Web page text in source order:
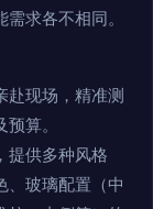
求各不相同。
赴现场，精准测
算。
提供多种风格
、玻璃配置（中